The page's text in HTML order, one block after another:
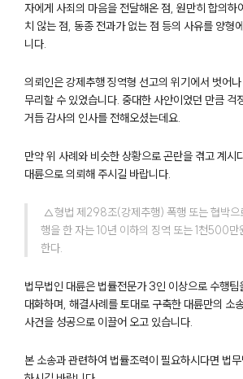
팀소개
팀소개
대륜의 강점
오시는 길
글로벌 파트너 로펌
통합검색
AI대륜
업무사례
법률정보
법률지식인
고객후기
업무분야
자에게 사죄의 마음을 전달해온 점, 원만히 합의하
치 않는 점, 동종 전과가 없는 점 등의 사유를 양형
니다.
의뢰인은 강제추행 징역형 선고의 위기에서 벗어
무리할 수 있었습니다. 중대한 사안이었던 만큼 걱
거듭 감사의 인사를 전해오셨는데요.
만약 위 사례와 비슷한 상황으로 곤란을 겪고 계시
대륜으로 의뢰해 주시길 바랍니다.
행을 한 자는 10년 이하의 징역 또는 1천500만
한다.
법무법인 대륜은 법률전문가 3인 이상으로 수행팀
대화하며, 해결사례를 토대로 구축한 대륜만의 소
사건을 성공으로 이끌어 오고 있습니다.
본 소송과 관련하여 법률조력이 필요하시다면 법